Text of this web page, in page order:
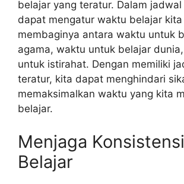
belajar yang teratur. Dalam
dapat mengatur waktu belajar
membaginya antara waktu untuk
agama, waktu untuk belajar
untuk istirahat. Dengan memiliki
teratur, kita dapat menghindari
memaksimalkan waktu yang kita
belajar.
Menjaga
Belajar